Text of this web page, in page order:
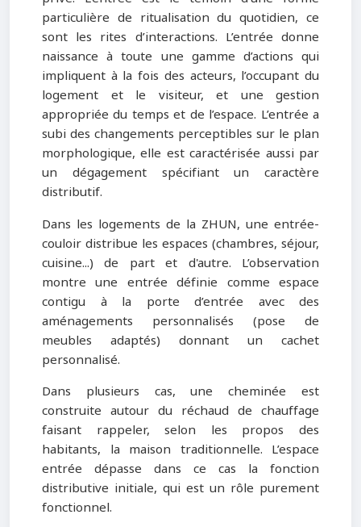
particulière de ritualisation du quotidien, ce
sont les rites d’interactions. L’entrée donne
naissance à toute une gamme d’actions qui
impliquent à la fois des acteurs, l’occupant du
logement et le visiteur, et une gestion
appropriée du temps et de l’espace. L’entrée a
subi des changements perceptibles sur le plan
morphologique, elle est caractérisée aussi par
un dégagement spécifiant un caractère
distributif.
Dans les logements de la ZHUN, une entrée-
couloir distribue les espaces (chambres, séjour,
cuisine...) de part et d'autre. L’observation
montre une entrée définie comme espace
contigu à la porte d’entrée avec des
aménagements personnalisés (pose de
meubles adaptés) donnant un cachet
personnalisé.
Dans plusieurs cas, une cheminée est
construite autour du réchaud de chauffage
faisant rappeler, selon les propos des
habitants, la maison traditionnelle. L’espace
entrée dépasse dans ce cas la fonction
distributive initiale, qui est un rôle purement
fonctionnel.